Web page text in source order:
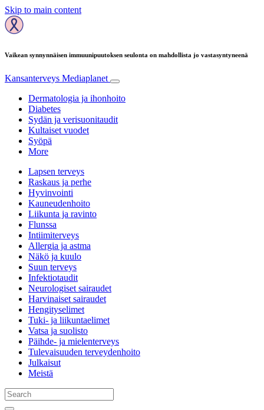
Skip to main content
Vaikean synnynnäisen immuunipuutoksen seulonta on mahdollista jo vastasyntyneenä
Kansanterveys Mediaplanet
Dermatologia ja ihonhoito
Diabetes
Sydän ja verisuonitaudit
Kultaiset vuodet
Syöpä
More
Lapsen terveys
Raskaus ja perhe
Hyvinvointi
Kauneudenhoito
Liikunta ja ravinto
Flunssa
Intiimiterveys
Allergia ja astma
Näkö ja kuulo
Suun terveys
Infektiotaudit
Neurologiset sairaudet
Harvinaiset sairaudet
Hengityselimet
Tuki- ja liikuntaelimet
Vatsa ja suolisto
Päihde- ja mielenterveys
Tulevaisuuden terveydenhoito
Julkaisut
Meistä